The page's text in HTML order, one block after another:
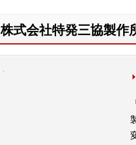
株式会社特発三協製作